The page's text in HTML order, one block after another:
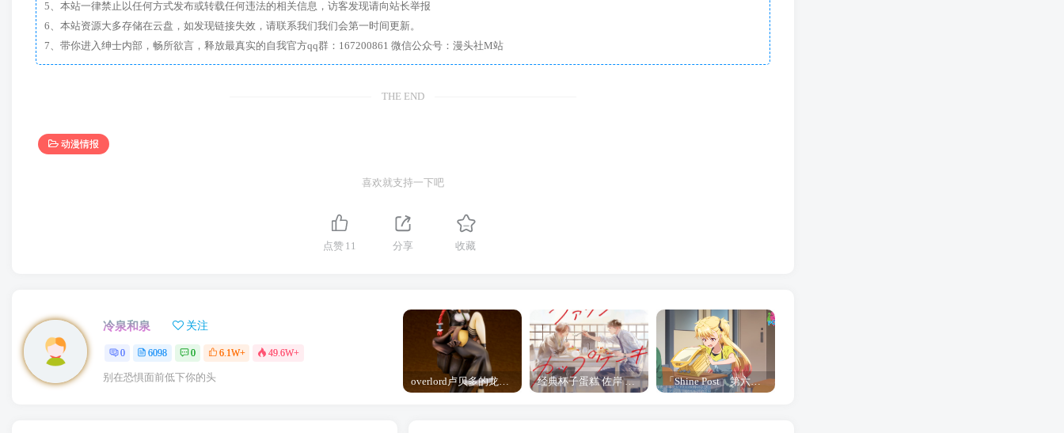
5、本站一律禁止以任何方式发布或转载任何违法的相关信息，访客发现请向站长举报
6、本站资源大多存储在云盘，如发现链接失效，请联系我们我们会第一时间更新。
7、带你进入绅士内部，畅所欲言，释放最真实的自我官方qq群：167200861 微信公众号：漫头社M站
THE END
动漫情报
喜欢就支持一下吧
点赞 11 分享 收藏
冷泉和泉 关注
0 6098 0 6.1W+ 49.6W+
别在恐惧面前低下你的头 overlord卢贝多的龙王谁厉害 「Overlord」露普斯蕾琪娜·贝塔手办开订 经典杯子蛋糕 佐岸 漫画「经典杯子蛋糕」宣布真人日剧化 「Shine Post」第六话ED主题曲「Yellow Rose」无字幕MV公开